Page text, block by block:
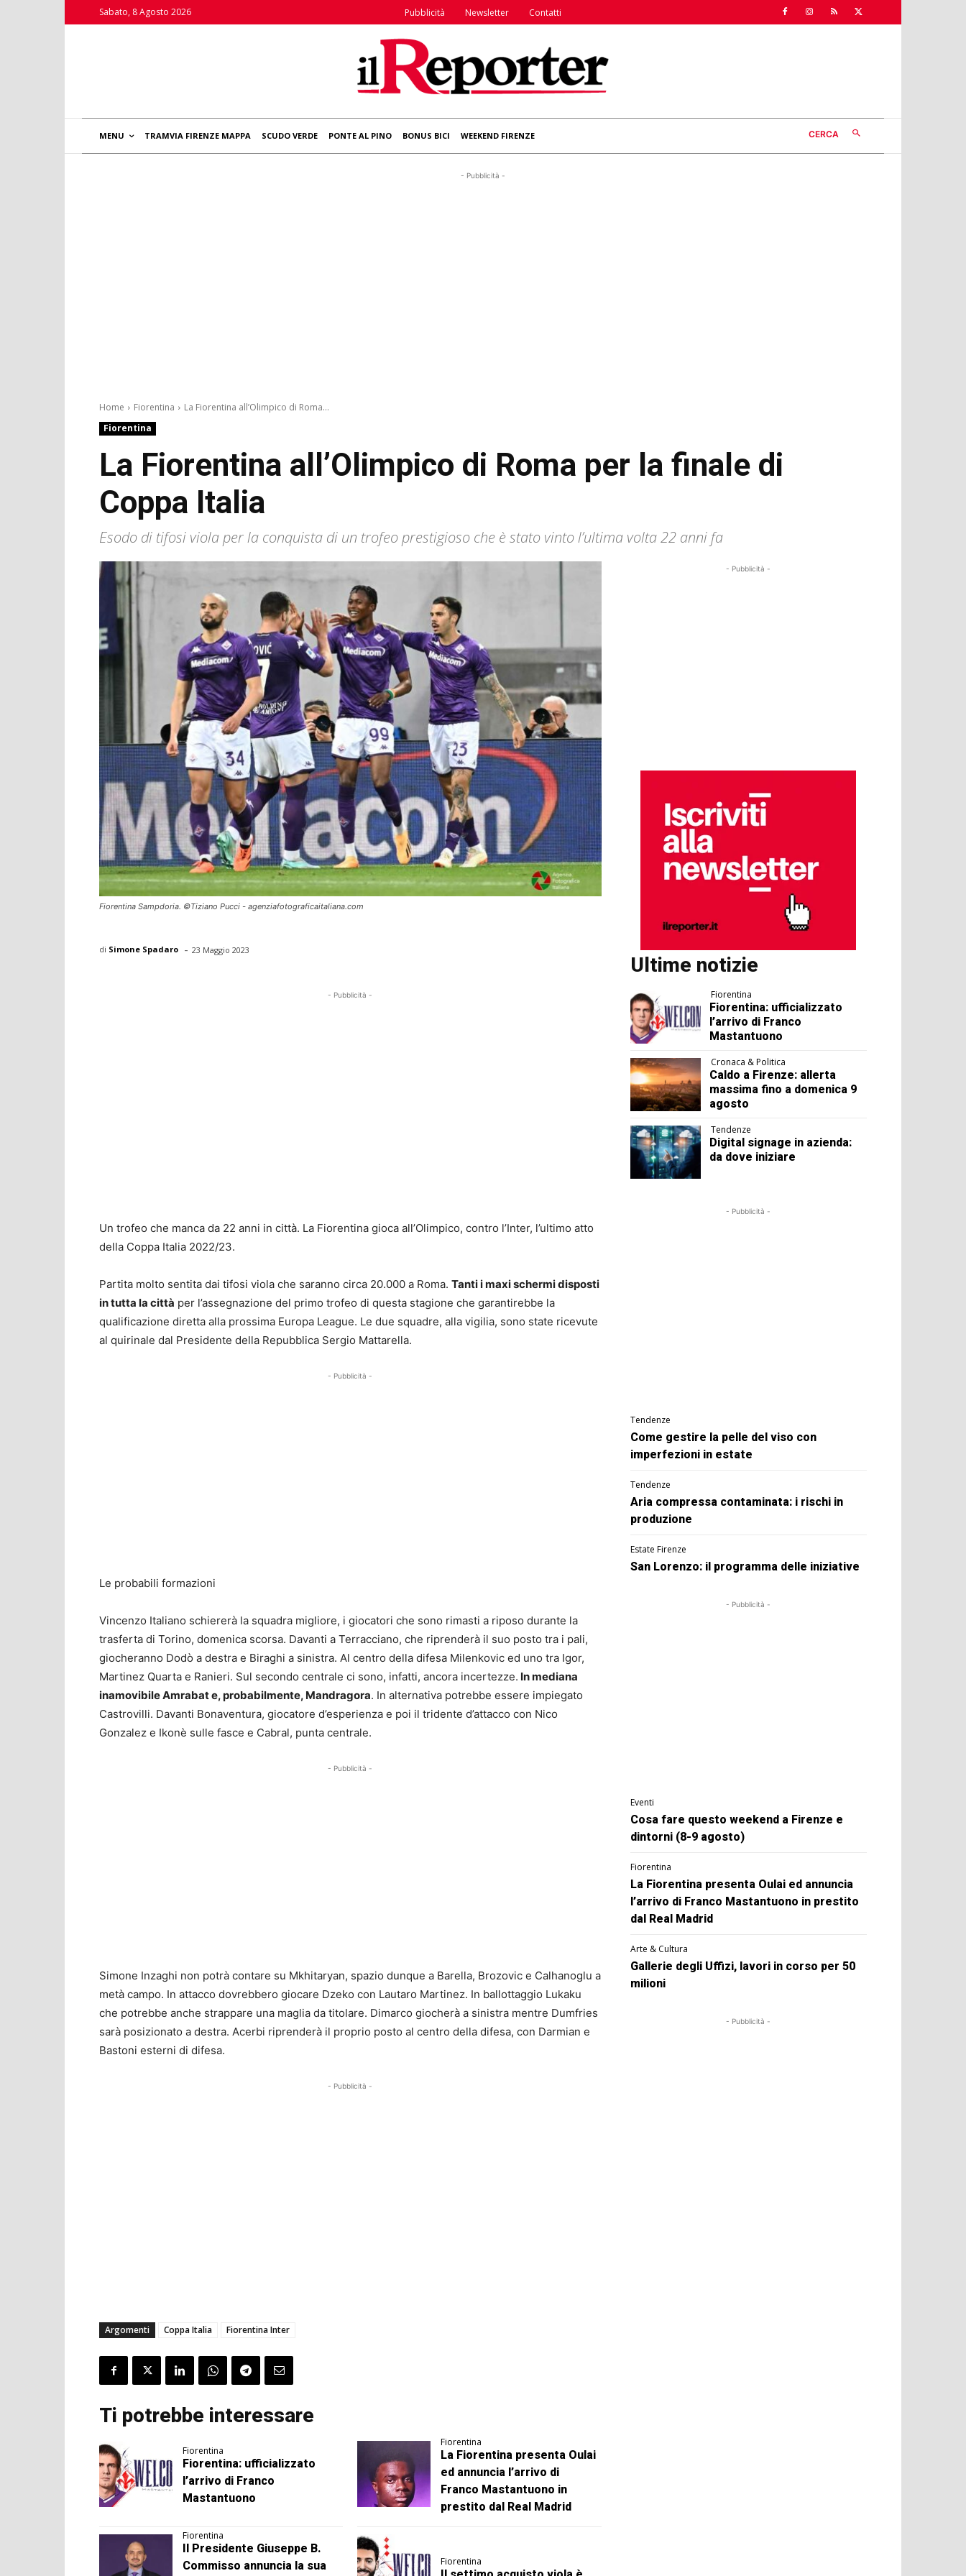
Sabato, 8 Agosto 2026 Pubblicità Newsletter Contatti
MENU TRAMVIA FIRENZE MAPPA SCUDO VERDE PONTE AL PINO BONUS BICI WEEKEND FIRENZE CERCA
- Pubblicità -
Home Fiorentina
La Fiorentina all’Olimpico di Roma...
Fiorentina
La Fiorentina all’Olimpico di Roma per la finale di
Coppa Italia
Esodo di tifosi viola per la conquista di un trofeo prestigioso che è stato vinto l’ultima volta 22 anni fa
Fiorentina Sampdoria. ©Tiziano Pucci - agenziafotograficaitaliana.com
di Simone Spadaro - 23 Maggio 2023
- Pubblicità -
Un trofeo che manca da 22 anni in città. La Fiorentina gioca all’Olimpico, contro l’Inter, l’ultimo atto
della Coppa Italia 2022/23.
Partita molto sentita dai tifosi viola che saranno circa 20.000 a Roma. Tanti i maxi schermi disposti
in tutta la città per l’assegnazione del primo trofeo di questa stagione che garantirebbe la
qualificazione diretta alla prossima Europa League. Le due squadre, alla vigilia, sono state ricevute
al quirinale dal Presidente della Repubblica Sergio Mattarella.
- Pubblicità -
Le probabili formazioni
Vincenzo Italiano schiererà la squadra migliore, i giocatori che sono rimasti a riposo durante la
trasferta di Torino, domenica scorsa. Davanti a Terracciano, che riprenderà il suo posto tra i pali,
giocheranno Dodò a destra e Biraghi a sinistra. Al centro della difesa Milenkovic ed uno tra Igor,
Martinez Quarta e Ranieri. Sul secondo centrale ci sono, infatti, ancora incertezze. In mediana
inamovibile Amrabat e, probabilmente, Mandragora. In alternativa potrebbe essere impiegato
Castrovilli. Davanti Bonaventura, giocatore d’esperienza e poi il tridente d’attacco con Nico
Gonzalez e Ikonè sulle fasce e Cabral, punta centrale.
- Pubblicità -
Simone Inzaghi non potrà contare su Mkhitaryan, spazio dunque a Barella, Brozovic e Calhanoglu a
metà campo. In attacco dovrebbero giocare Dzeko con Lautaro Martinez. In ballottaggio Lukaku
che potrebbe anche strappare una maglia da titolare. Dimarco giocherà a sinistra mentre Dumfries
sarà posizionato a destra. Acerbi riprenderà il proprio posto al centro della difesa, con Darmian e
Bastoni esterni di difesa.
- Pubblicità -
Argomenti Coppa Italia Fiorentina Inter
Ti potrebbe interessare
Fiorentina
Fiorentina: ufficializzato
l’arrivo di Franco
Mastantuono
Fiorentina
La Fiorentina presenta Oulai
ed annuncia l’arrivo di
Franco Mastantuono in
prestito dal Real Madrid
Fiorentina
Il Presidente Giuseppe B.
Commisso annuncia la sua
Fiorentina
- Pubblicità -
Ultime notizie
Fiorentina
Fiorentina: ufficializzato
l’arrivo di Franco
Mastantuono
Cronaca & Politica
Caldo a Firenze: allerta
massima fino a domenica 9
agosto
Tendenze
Digital signage in azienda:
da dove iniziare
- Pubblicità -
Tendenze
Come gestire la pelle del viso con
imperfezioni in estate
Tendenze
Aria compressa contaminata: i rischi in
produzione
Estate Firenze
San Lorenzo: il programma delle iniziative
- Pubblicità -
Eventi
Cosa fare questo weekend a Firenze e
dintorni (8-9 agosto)
Fiorentina
La Fiorentina presenta Oulai ed annuncia
l’arrivo di Franco Mastantuono in prestito
dal Real Madrid
Arte & Cultura
Gallerie degli Uffizi, lavori in corso per 50
milioni
- Pubblicità -